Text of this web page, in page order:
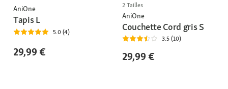
AniOne
Tapis L
5.0 (4)
29,99 €
2 Tailles
AniOne
Couchette Cord gris S
3.5 (10)
29,99 €